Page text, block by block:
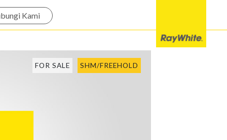
Kami
FOR SALE SHM/FREEHOLD